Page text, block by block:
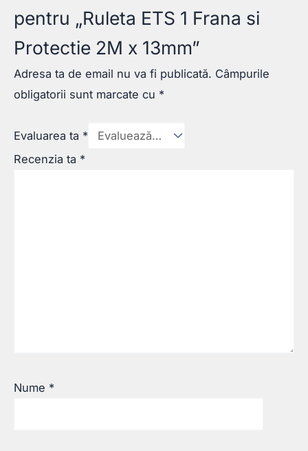
pentru „Ruleta ETS 1 Frana si
Protectie 2M x 13mm”
Adresa ta de email nu va fi publicată. Câmpurile
obligatorii sunt marcate cu *
Evaluarea ta *
Recenzia ta *
Nume *